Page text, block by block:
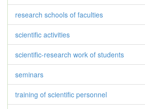
research schools of faculties
scientific activities
scientific-research work of students
seminars
training of scientific personnel